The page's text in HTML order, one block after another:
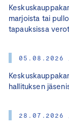
marjoista tai
tapauksissa verot
05.08.2026 /
hallituksen
28.07.2026 /